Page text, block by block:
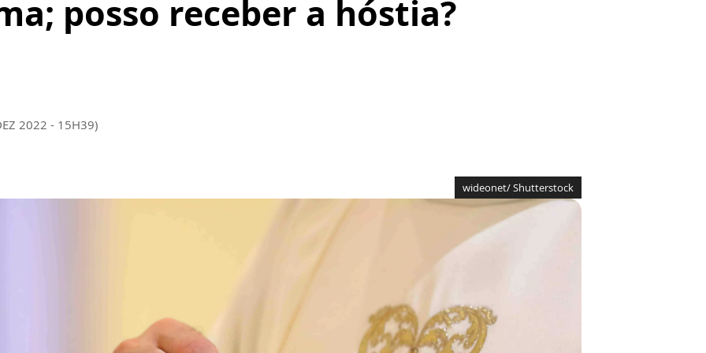
posso receber a hóstia?
2022 - 15H39)
wideonet/ Shutterstock